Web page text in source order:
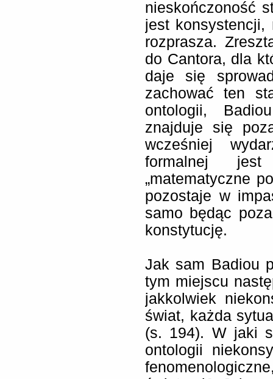
nieskończoność
jest
rozprasza.
do Cantora, dla
daje się
zachować ten
ontologii,
znajduje się
wcześniej
formalnej
„matematyczne
pozostaje w
samo będąc
konstytucję.
Jak sam Badiou
tym miejscu
jakkolwiek
świat, każda
(s. 194). W jaki
ontologii